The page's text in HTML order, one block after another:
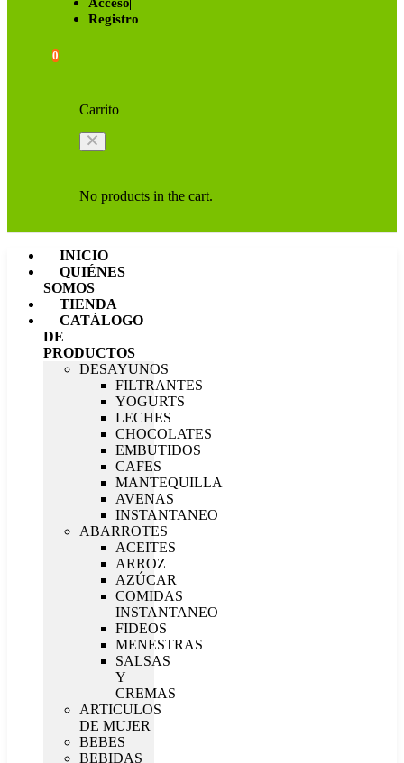
Registro
0
Carrito
No products in the cart.
INICIO
QUIÉNES
SOMOS
TIENDA
CATÁLOGO
DE
PRODUCTOS
DESAYUNOS
FILTRANTES
YOGURTS
LECHES
CHOCOLATES
EMBUTIDOS
CAFES
MANTEQUILLA
AVENAS
INSTANTANEO
ABARROTES
ACEITES
ARROZ
AZÚCAR
COMIDAS
INSTANTANEO
FIDEOS
MENESTRAS
SALSAS
Y
CREMAS
ARTICULOS
DE MUJER
BEBES
BEBIDAS